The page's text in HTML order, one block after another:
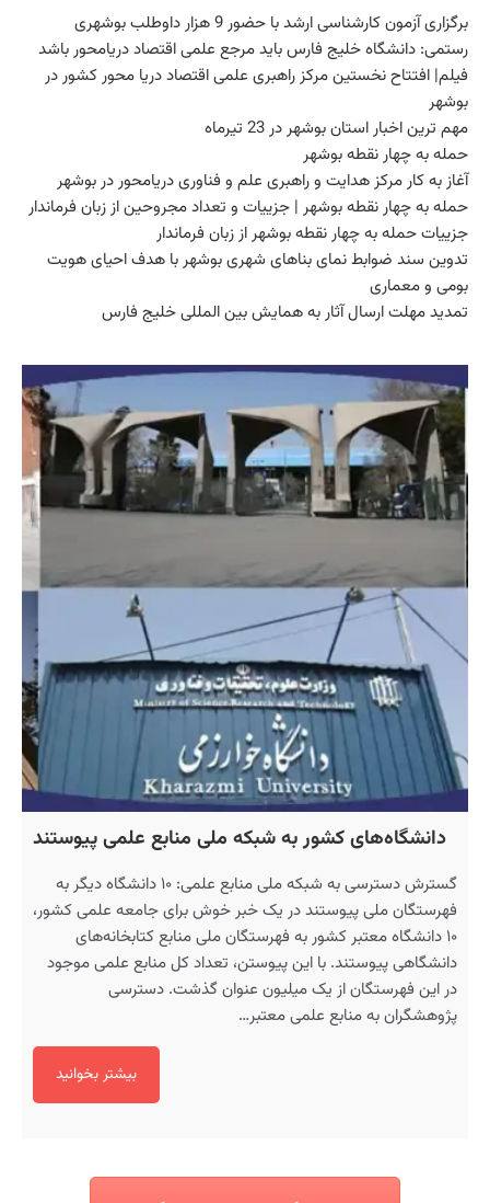
برگزاری آزمون کارشناسی ارشد با حضور 9 هزار داوطلب بوشهری
رستمی: دانشگاه خلیج فارس باید مرجع علمی اقتصاد دریامحور باشد
فیلم| افتتاح نخستین مرکز راهبری علمی اقتصاد دریا محور کشور در
بوشهر
مهم ترین اخبار استان بوشهر در 23 تیرماه
حمله به چهار نقطه بوشهر
آغاز به کار مرکز هدایت و راهبری علم و فناوری دریامحور در بوشهر
حمله به چهار نقطه بوشهر | جزییات و تعداد مجروحین از زبان فرماندار
جزییات حمله به چهار نقطه بوشهر از زبان فرماندار
تدوین سند ضوابط نمای بناهای شهری بوشهر با هدف احیای هویت
بومی و معماری
تمدید مهلت ارسال آثار به همایش بین المللی خلیج فارس
دانشگاه‌های کشور به شبکه ملی منابع علمی پیوستند
گسترش دسترسی به شبکه ملی منابع علمی: ۱۰ دانشگاه دیگر به
فهرستگان ملی پیوستند در یک خبر خوش برای جامعه علمی کشور،
۱۰ دانشگاه معتبر کشور به فهرستگان ملی منابع کتابخانه‌های
دانشگاهی پیوستند. با این پیوستن، تعداد کل منابع علمی موجود
در این فهرستگان از یک میلیون عنوان گذشت. دسترسی
پژوهشگران به منابع علمی معتبر…
بیشتر بخوانید